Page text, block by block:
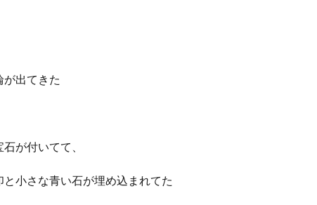
が出てきた
が付いてて、
小さな青い石が埋め込まれてた